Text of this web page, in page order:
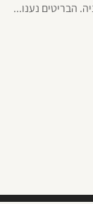
הבריטים נענו...